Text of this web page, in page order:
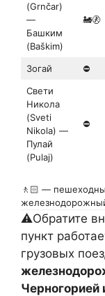
(Grnčar)
—
Башким
(Baškim)
🚂🚷
Зогай ⛔
Свети
Никола
(Sveti
Nikola) —
Пулай
(Pulaj)
⛔
🚶🏻 —
⚠️Обратите
пункт
грузовых
Черногорией